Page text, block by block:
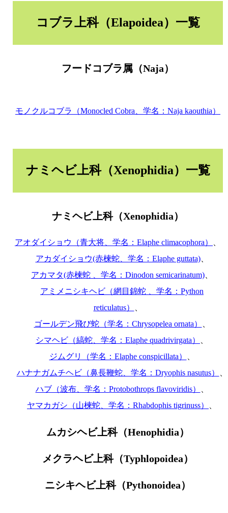
コブラ上科（Elapoidea）一覧
フードコブラ属（Naja）
モノクルコブラ（Monocled Cobra、学名：Naja kaouthia）
ナミヘビ上科（Xenophidia）一覧
ナミヘビ上科（Xenophidia）
アオダイショウ（青大将、学名：Elaphe climacophora）
アカダイショウ(赤楝蛇、学名：Elaphe guttata)、
アカマタ(赤楝蛇 、学名：Dinodon semicarinatum)
アミメニシキヘビ（網目錦蛇 、学名：Python
reticulatus）
ゴールデン飛び蛇（学名：Chrysopelea ornata）
シマヘビ（縞蛇、学名：Elaphe quadrivirgata）
ジムグリ（学名：Elaphe conspicillata）
ハナナガムチヘビ（鼻長鞭蛇、学名：Dryophis nasutus）
ハブ（波布、学名：Protobothrops flavoviridis）
ヤマカガシ（山楝蛇、学名：Rhabdophis tigrinuss）
ムカシヘビ上科（Henophidia）
メクラヘビ上科（Typhlopoidea）
ニシキヘビ上科（Pythonoidea）